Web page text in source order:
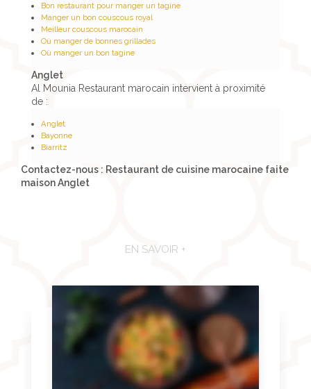
Bon restaurant pour manger un tagine
Manger un bon couscous royal
Meilleur couscous marocain
Où manger de bonnes grillades
Où manger un bon tagine
Anglet
Al Mounia Restaurant marocain intervient à proximité
de :
Anglet
Bayonne
Biarritz
Contactez-nous : Restaurant de cuisine marocaine faite
maison Anglet
EN SAVOIR +